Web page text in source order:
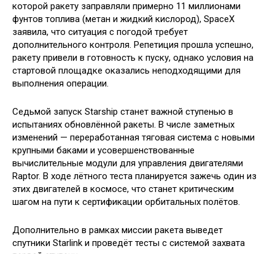
которой ракету заправляли примерно 11 миллионами
фунтов топлива (метан и жидкий кислород), SpaceX
заявила, что ситуация с погодой требует
дополнительного контроля. Репетиция прошла успешно,
ракету привели в готовность к пуску, однако условия на
стартовой площадке оказались неподходящими для
выполнения операции.
Седьмой запуск Starship станет важной ступенью в
испытаниях обновлённой ракеты. В числе заметных
изменений — переработанная тяговая система с новыми
крупными баками и усовершенствованные
вычислительные модули для управления двигателями
Raptor. В ходе лётного теста планируется зажечь один из
этих двигателей в космосе, что станет критическим
шагом на пути к сертификации орбитальных полётов.
Дополнительно в рамках миссии ракета выведет
спутники Starlink и проведёт тесты с системой захвата